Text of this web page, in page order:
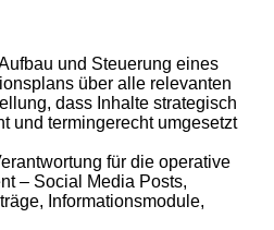
und Steuerung eines
über alle relevanten
dass Inhalte strategisch
und termingerecht umgesetzt
für die operative
– Social Media Posts,
Informationsmodule,